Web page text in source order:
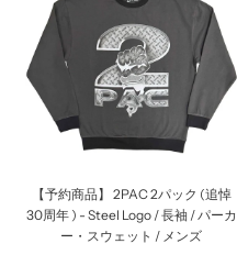
【予約商品】 2PAC 2パック (追悼
30周年 ) - Steel Logo / 長袖 / パーカ
ー・スウェット / メンズ